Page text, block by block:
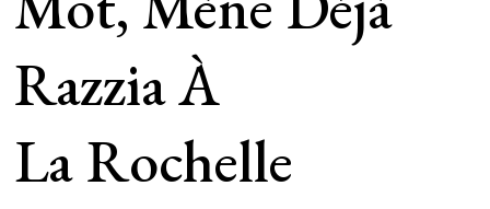
Razzia À
La Rochelle